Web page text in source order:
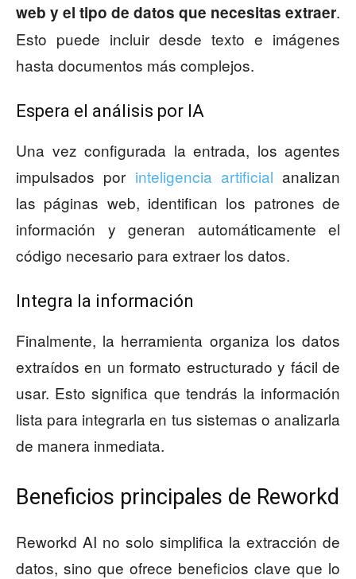
web y el tipo de datos que necesitas extraer.
Esto puede incluir desde texto e imágenes
hasta documentos más complejos.
Espera el análisis por IA
Una vez configurada la entrada, los agentes
impulsados por inteligencia artificial analizan
las páginas web, identifican los patrones de
información y generan automáticamente el
código necesario para extraer los datos.
Integra la información
Finalmente, la herramienta organiza los datos
extraídos en un formato estructurado y fácil de
usar. Esto significa que tendrás la información
lista para integrarla en tus sistemas o analizarla
de manera inmediata.
Beneficios principales de Reworkd
Reworkd AI no solo simplifica la extracción de
datos, sino que ofrece beneficios clave que lo